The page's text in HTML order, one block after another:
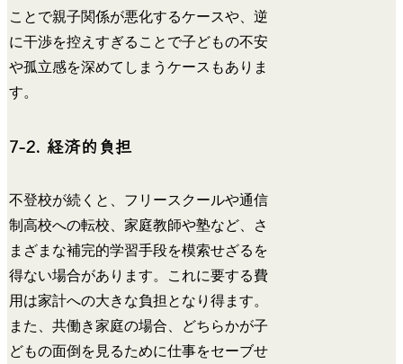
ことで親子関係が悪化するケースや、逆
に干渉を控えすぎることで子どもの不安
や孤立感を深めてしまうケースもありま
す。
7-2. 経済的負担
不登校が続くと、フリースクールや通信
制高校への転校、家庭教師や塾など、さ
まざまな補完的学習手段を模索せざるを
得ない場合があります。これに要する費
用は家計への大きな負担となり得ます。
また、共働き家庭の場合、どちらかが子
どもの面倒を見るために仕事をセーブせ